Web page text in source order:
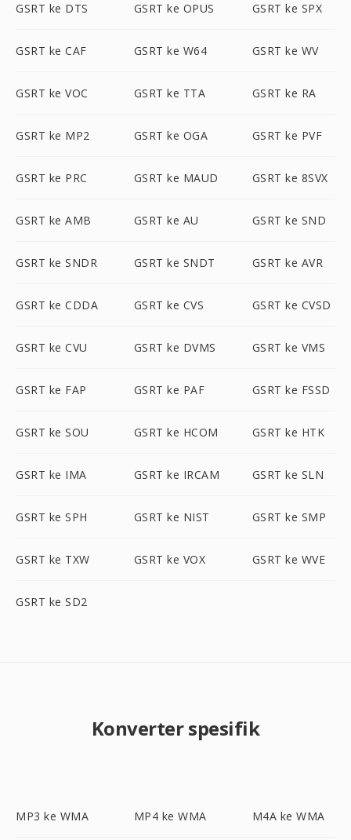
GSRT ke DTS GSRT ke OPUS GSRT ke SPX
GSRT ke CAF GSRT ke W64 GSRT ke WV
GSRT ke VOC GSRT ke TTA GSRT ke RA
GSRT ke MP2 GSRT ke OGA GSRT ke PVF
GSRT ke PRC GSRT ke MAUD GSRT ke 8SVX
GSRT ke AMB GSRT ke AU GSRT ke SND
GSRT ke SNDR GSRT ke SNDT GSRT ke AVR
GSRT ke CDDA GSRT ke CVS GSRT ke CVSD
GSRT ke CVU GSRT ke DVMS GSRT ke VMS
GSRT ke FAP GSRT ke PAF GSRT ke FSSD
GSRT ke SOU GSRT ke HCOM GSRT ke HTK
GSRT ke IMA GSRT ke IRCAM GSRT ke SLN
GSRT ke SPH GSRT ke NIST GSRT ke SMP
GSRT ke TXW GSRT ke VOX GSRT ke WVE
GSRT ke SD2
Konverter spesifik
MP3 ke WMA MP4 ke WMA M4A ke WMA